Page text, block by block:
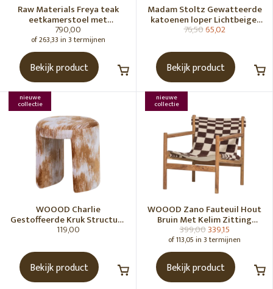
Raw Materials Freya teak
eetkamerstoel met
armleuning - Zwart (set of 2)
790,00
of 263,33 in 3 termijnen
Bekijk product
Madam Stoltz Gewatteerde
katoenen loper Lichtbeige,
gebroken wit, grijs, groen
76,5065,02
Bekijk product
nieuwe
collectie
WOOOD Charlie
Gestoffeerde Kruk Structuur
Stof Karamelbruin [Fsc]
119,00
Bekijk product
nieuwe
collectie
WOOOD Zano Fauteuil Hout
Bruin Met Kelim Zitting
Naturel
399,00339,15
of 113,05 in 3 termijnen
Bekijk product